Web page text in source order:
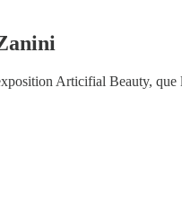
Articifial Beauty,